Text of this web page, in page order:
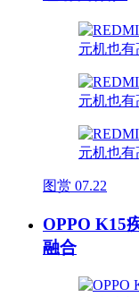
图赏 07.22
OPPO K15
融合